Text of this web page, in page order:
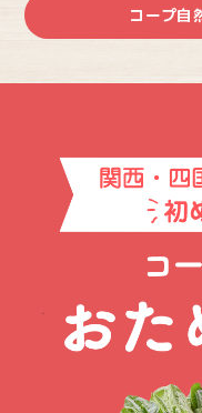
コープ自